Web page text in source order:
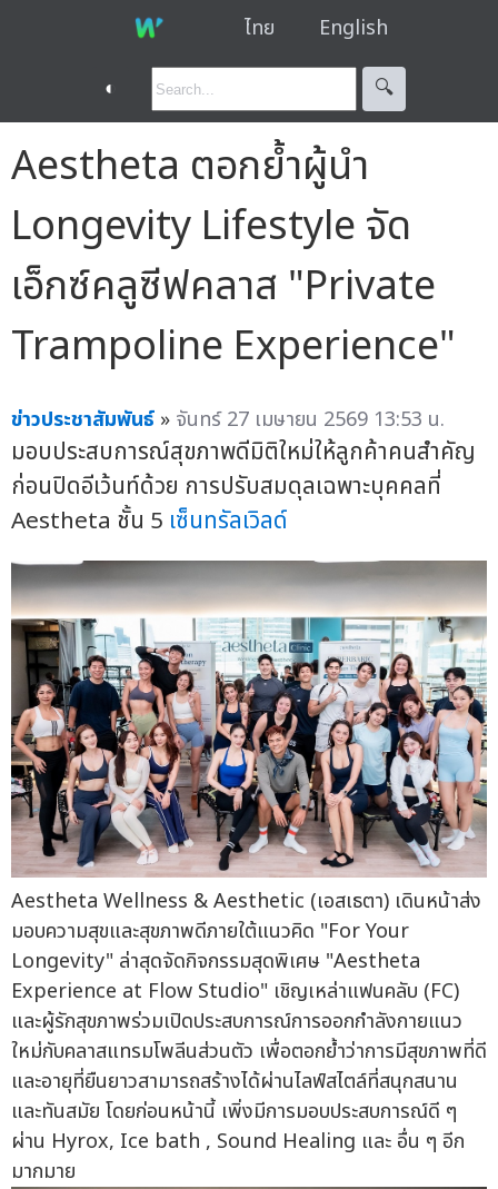
ไทย English
◐ 🔍︎
Aestheta ตอกย้ำผู้นำ
Longevity Lifestyle จัด
เอ็กซ์คลูซีฟคลาส "Private
Trampoline Experience"
ข่าวประชาสัมพันธ์ » จันทร์ 27 เมษายน 2569 13:53 น.
มอบประสบการณ์สุขภาพดีมิติใหม่ให้ลูกค้าคนสำคัญ
ก่อนปิดอีเว้นท์ด้วย การปรับสมดุลเฉพาะบุคคลที่
Aestheta ชั้น 5 เซ็นทรัลเวิลด์
Aestheta Wellness & Aesthetic (เอสเธตา) เดินหน้าส่ง
มอบความสุขและสุขภาพดีภายใต้แนวคิด "For Your
Longevity" ล่าสุดจัดกิจกรรมสุดพิเศษ "Aestheta
Experience at Flow Studio" เชิญเหล่าแฟนคลับ (FC)
และผู้รักสุขภาพร่วมเปิดประสบการณ์การออกกำลังกายแนว
ใหม่กับคลาสแทรมโพลีนส่วนตัว เพื่อตอกย้ำว่าการมีสุขภาพที่ดี
และอายุที่ยืนยาวสามารถสร้างได้ผ่านไลฟ์สไตล์ที่สนุกสนาน
และทันสมัย โดยก่อนหน้านี้ เพิ่งมีการมอบประสบการณ์ดี ๆ
ผ่าน Hyrox, Ice bath , Sound Healing และ อื่น ๆ อีก
มากมาย